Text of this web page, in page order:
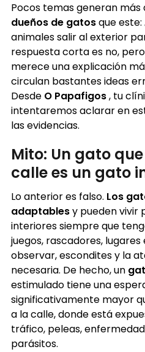
Pocos temas generan
dueños de gatosque este:
animales salir al exterior
respuesta corta es no,
merece una explicación
circulan bastantes ideas
Desde O Papafigos, tu
intentaremos aclarar en
las evidencias.
Mito: Un gato
calle es un gato
Lo anterior es falso. Los
adaptablesy pueden vivir
interiores siempre que
juegos, rascadores,
observar, escondites y la
necesaria. De hecho, un
estimulado tiene una
significativamente mayor
a la calle, donde está
tráfico, peleas,
parásitos.